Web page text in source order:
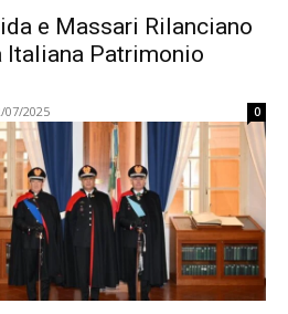
e Massari Rilanciano
Italiana Patrimonio
07/2025 0